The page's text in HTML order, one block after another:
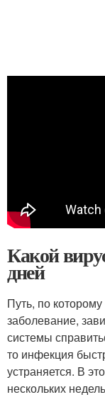
Какой
дней
Путь, по
заболевание,
системы
то инфекция
устраняется. В
нескольких